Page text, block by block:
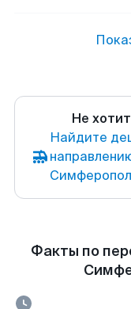
Не
Найдите
Факты по